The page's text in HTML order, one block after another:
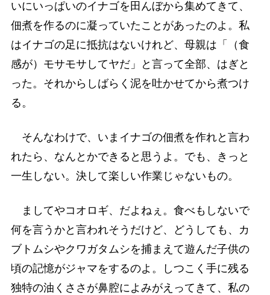
いにいっぱいのイナゴを田んぼから集めてきて、
佃煮を作るのに凝っていたことがあったのよ。私
はイナゴの足に抵抗はないけれど、母親は「（食
感が）モサモサしてヤだ」と言って全部、はぎと
った。それからしばらく泥を吐かせてから煮つけ
る。
そんなわけで、いまイナゴの佃煮を作れと言わ
れたら、なんとかできると思うよ。でも、きっと
一生しない。決して楽しい作業じゃないもの。
ましてやコオロギ、だよねぇ。食べもしないで
何を言うかと言われそうだけど、どうしても、カ
ブトムシやクワガタムシを捕まえて遊んだ子供の
頃の記憶がジャマをするのよ。しつこく手に残る
独特の油くささが鼻腔によみがえってきて、私の